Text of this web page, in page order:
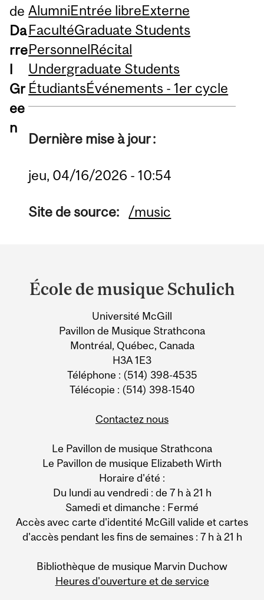
de
Da
rre
l
Gr
ee
n
AlumniEntrée libreExterne
FacultéGraduate Students
PersonnelRécital
Undergraduate Students
ÉtudiantsÉvénements - 1er cycle
Dernière mise à jour :
jeu, 04/16/2026 - 10:54
Site de source: /music
and
Information
École de musique Schulich
Université McGill
Pavillon de Musique Strathcona
Montréal, Québec, Canada
H3A 1E3
Téléphone : (514) 398-4535
Télécopie : (514) 398-1540
Contactez nous
Le Pavillon de musique Strathcona
Le Pavillon de musique Elizabeth Wirth
Horaire d'été :
Du lundi au vendredi : de 7 h à 21 h
Samedi et dimanche : Fermé
Accès avec carte d'identité McGill valide et cartes
d'accès pendant les fins de semaines : 7 h à 21 h
Bibliothèque de musique Marvin Duchow
Heures d'ouverture et de service